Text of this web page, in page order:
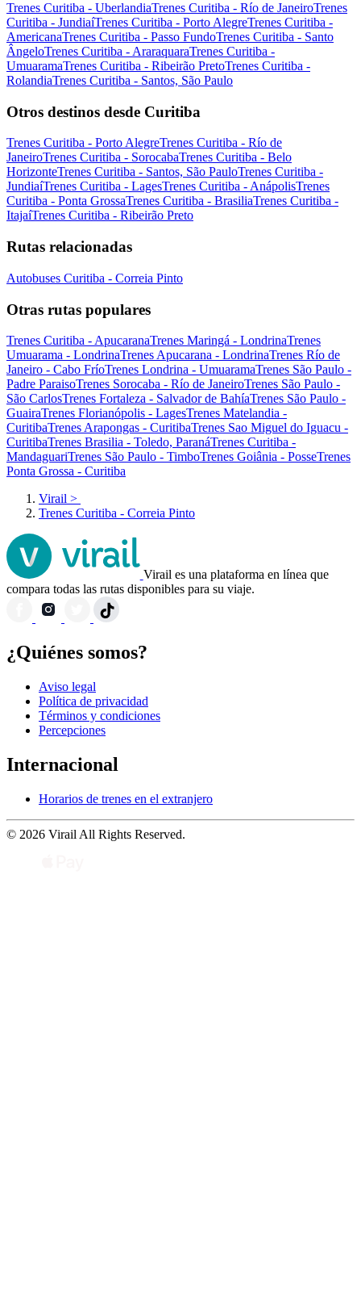
Trenes Curitiba - UberlandiaTrenes Curitiba - Río de JaneiroTrenes
Curitiba - JundiaíTrenes Curitiba - Porto AlegreTrenes Curitiba -
AmericanaTrenes Curitiba - Passo FundoTrenes Curitiba - Santo
ÂngeloTrenes Curitiba - AraraquaraTrenes Curitiba -
UmuaramaTrenes Curitiba - Ribeirão PretoTrenes Curitiba -
RolandiaTrenes Curitiba - Santos, São Paulo
Otros destinos desde Curitiba
Trenes Curitiba - Porto AlegreTrenes Curitiba - Río de
JaneiroTrenes Curitiba - SorocabaTrenes Curitiba - Belo
HorizonteTrenes Curitiba - Santos, São PauloTrenes Curitiba -
JundiaíTrenes Curitiba - LagesTrenes Curitiba - AnápolisTrenes
Curitiba - Ponta GrossaTrenes Curitiba - BrasiliaTrenes Curitiba -
ItajaíTrenes Curitiba - Ribeirão Preto
Rutas relacionadas
Autobuses Curitiba - Correia Pinto
Otras rutas populares
Trenes Curitiba - ApucaranaTrenes Maringá - LondrinaTrenes
Umuarama - LondrinaTrenes Apucarana - LondrinaTrenes Río de
Janeiro - Cabo FríoTrenes Londrina - UmuaramaTrenes São Paulo -
Padre ParaisoTrenes Sorocaba - Río de JaneiroTrenes São Paulo -
São CarlosTrenes Fortaleza - Salvador de BahíaTrenes São Paulo -
GuairaTrenes Florianópolis - LagesTrenes Matelandia -
CuritibaTrenes Arapongas - CuritibaTrenes Sao Miguel do Iguacu -
CuritibaTrenes Brasilia - Toledo, ParanáTrenes Curitiba -
MandaguariTrenes São Paulo - TimboTrenes Goiânia - PosseTrenes
Ponta Grossa - Curitiba
Virail >
Trenes Curitiba - Correia Pinto
Virail es una plataforma en línea que
compara todas las rutas disponibles para su viaje.
¿Quiénes somos?
Aviso legal
Política de privacidad
Términos y condiciones
Percepciones
Internacional
Horarios de trenes en el extranjero
© 2026 Virail All Rights Reserved.